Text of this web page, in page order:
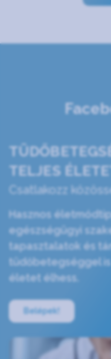
TELJES
Csatlakozz
Hasznos
egészségügyi
tapasztalatok és
tüdőbetegséggel
életet élhess.
Belépek!